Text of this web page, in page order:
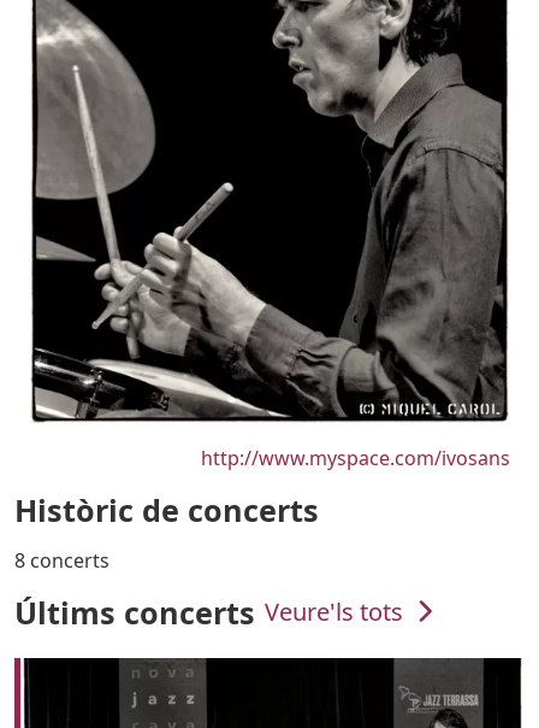
URL
http://www.myspace.com/ivosans
Històric de concerts
8 concerts
Últims concerts Veure'ls tots